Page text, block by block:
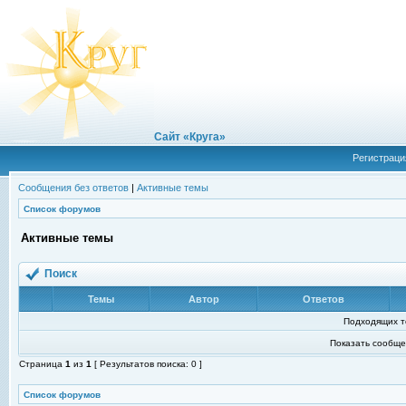
Сайт «Круга»
Сообщения без ответов | Активные темы
Список форумов
Активные темы
Поиск
Темы Автор Ответов
Подходящих
Показать
Страница 1 из 1 [ Результатов поиска: 0 ]
Список форумов